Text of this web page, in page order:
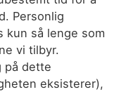
Personlig
kun så lenge som
vi tilbyr.
på dette
eksisterer),